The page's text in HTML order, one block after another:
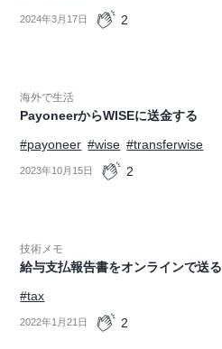
2024年3月17日 2
海外で生活
PayoneerからWISEに送金する
#payoneer #wise #transferwise
2023年10月15日 2
技術メモ
給与支払報告書をオンラインで送る
#tax
2022年1月21日 2